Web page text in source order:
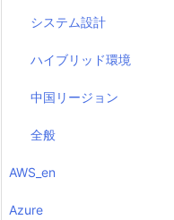
システム設計
ハイブリッド環境
中国リージョン
全般
AWS_en
Azure